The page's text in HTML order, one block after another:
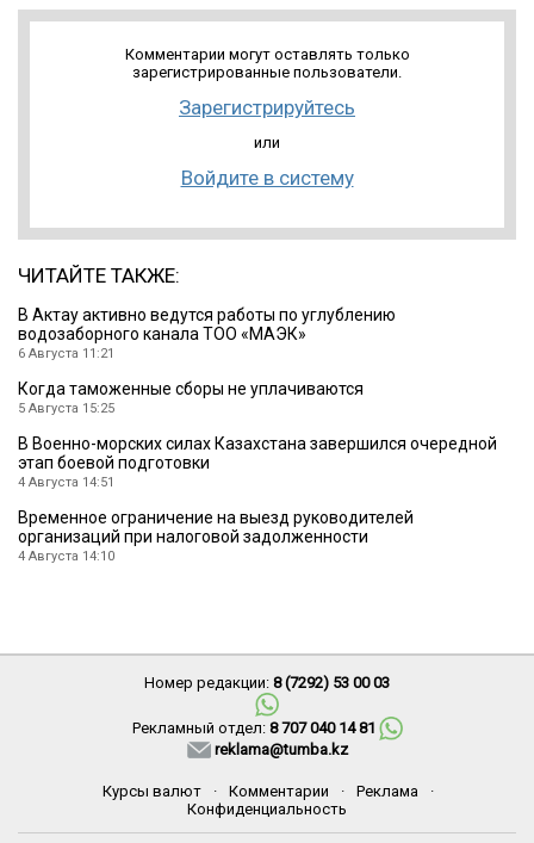
Комментарии могут оставлять только
зарегистрированные пользователи.
Зарегистрируйтесь
или
Войдите в систему
ЧИТАЙТЕ ТАКЖЕ:
В Актау активно ведутся работы по углублению
водозаборного канала ТОО «МАЭК»
6 Августа 11:21
Когда таможенные сборы не уплачиваются
5 Августа 15:25
В Военно-морских силах Казахстана завершился очередной
этап боевой подготовки
4 Августа 14:51
Временное ограничение на выезд руководителей
организаций при налоговой задолженности
4 Августа 14:10
Номер редакции: 8 (7292) 53 00 03
Рекламный отдел: 8 707 040 14 81
reklama@tumba.kz
Курсы валют · Комментарии · Реклама
·
Конфиденциальность